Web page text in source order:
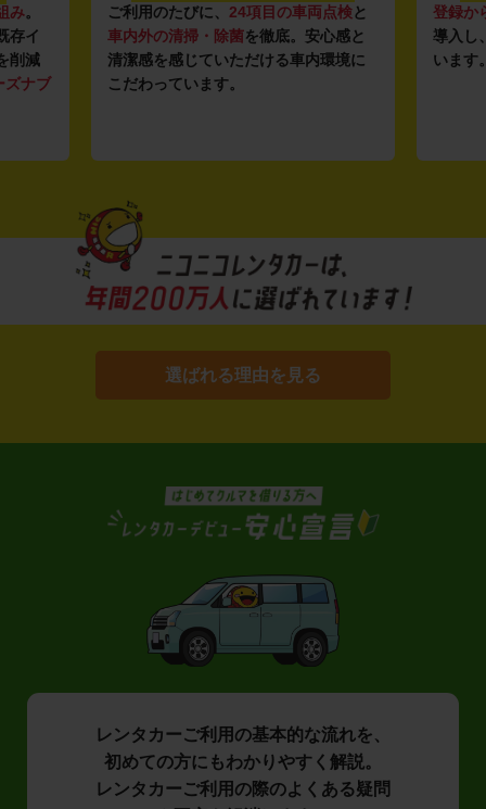
み。
存イ
削減
ズナブ
ご利用のたびに、 24項目の車両点検と
車内外の清掃・除菌を徹底。安心感と
清潔感を感じていただける車内環境に
こだわっています。
登録か
導入し
います
選ばれる理由を見る
レンタカーご利用の基本的な流れを、
初めての方にもわかりやすく解説。
レンタカーご利用の際のよくある疑問